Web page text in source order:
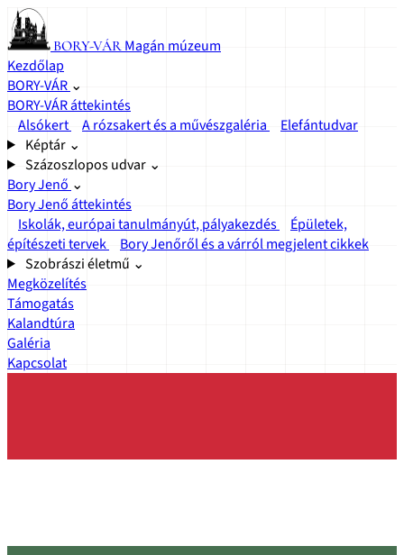
BORY-VÁR Magán múzeum
Kezdőlap
BORY-VÁR ⌄
BORY-VÁR áttekintés
Alsókert
A rózsakert és a művészgaléria
Elefántudvar
Képtár ⌄
Százoszlopos udvar ⌄
Bory Jenő ⌄
Bory Jenő áttekintés
Iskolák, európai tanulmányút, pályakezdés
Épületek,
építészeti tervek
Bory Jenőről és a várról megjelent cikkek
Szobrászi életmű ⌄
Megközelítés
Támogatás
Kalandtúra
Galéria
Kapcsolat